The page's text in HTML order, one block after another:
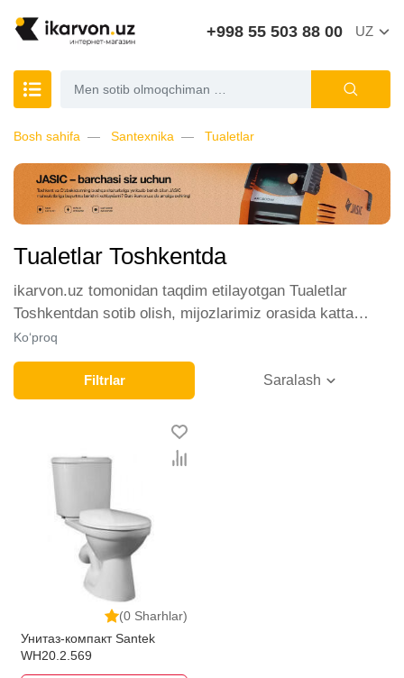
+998 55 503 88 00 UZ
Bosh sahifa Santexnika Tualetlar
Tualetlar Toshkentda
ikarvon.uz tomonidan taqdim etilayotgan Tualetlar
Toshkentdan sotib olish, mijozlarimiz orasida katta
talabga ega. Biz ushbu toifadagi tovarlarni sotish uchun
eng yaxshi sharoitlarni ta'minlaymiz. Onlayn do'konda
Tualetlar yetakchi ishlab chiqaruvchilar va brendlar
tomonidan taqdim etilgan bo'lib, ularning ro'yxati doimiy
ravishda kengayib bormoqda. Biz butun mamlakat
bo'ylab tovarlarni istalgan miqdorda yetkazib beramiz.
Bularning barchasi O'zbekistondagi eng yaxshi narx
bilan qo’shimcha qilingan, ikarvon.uz dan Tualetlar - bu
eng keng narxlar oralig'i. Va bu yerda Tualetlar
toifasidagi har bir element uchun optimal narx mavjud.
Ko‘proq
Filtrlar Saralash
(0 Sharhlar)
Унитаз-компакт Santek
WH20.2.569